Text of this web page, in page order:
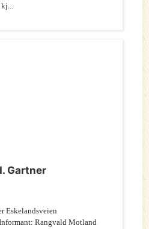
Gartner
Eskelandsveien
Rangvald Motland